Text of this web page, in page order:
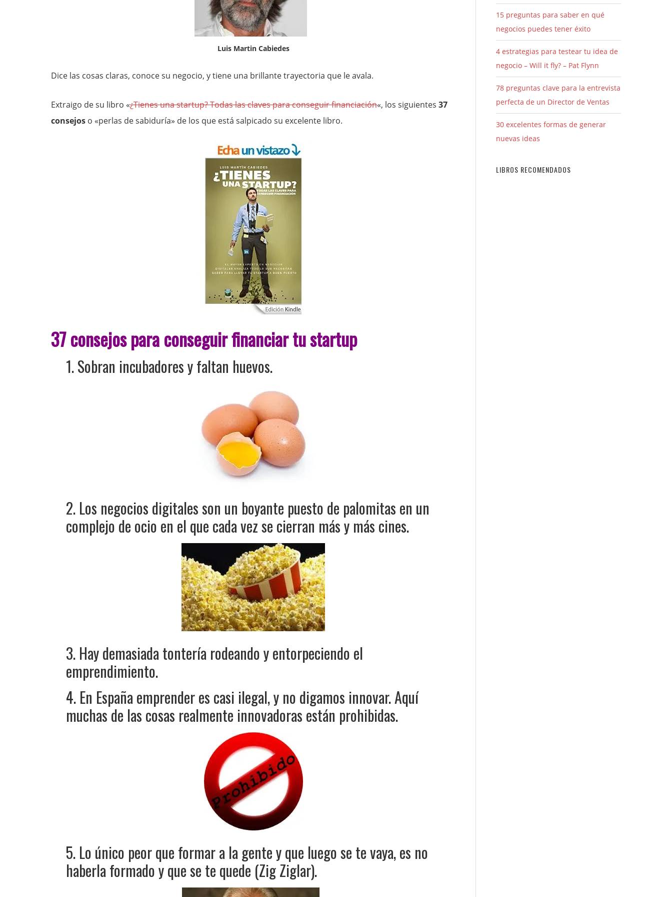
Luis Martin Cabiedes
Dice las cosas claras, conoce su negocio, y tiene una brillante trayectoria que le avala.
Extraigo de su libro «¿Tienes una startup? Todas las claves para conseguir financiación«, los siguientes 37
consejos o «perlas de sabiduría» de los que está salpicado su excelente libro.
37 consejos para conseguir financiar tu startup
1. Sobran incubadores y faltan huevos.
2. Los negocios digitales son un boyante puesto de palomitas en un
complejo de ocio en el que cada vez se cierran más y más cines.
3. Hay demasiada tontería rodeando y entorpeciendo el
emprendimiento.
4. En España emprender es casi ilegal, y no digamos innovar. Aquí
muchas de las cosas realmente innovadoras están prohibidas.
5. Lo único peor que formar a la gente y que luego se te vaya, es no
haberla formado y que se te quede (Zig Ziglar).
15 preguntas para saber en qué
negocios puedes tener éxito
4 estrategias para testear tu idea de
negocio – Will it fly? – Pat Flynn
78 preguntas clave para la entrevista
perfecta de un Director de Ventas
30 excelentes formas de generar
nuevas ideas
LIBROS RECOMENDADOS